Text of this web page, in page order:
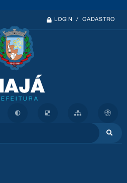
LOGIN / CADASTRO